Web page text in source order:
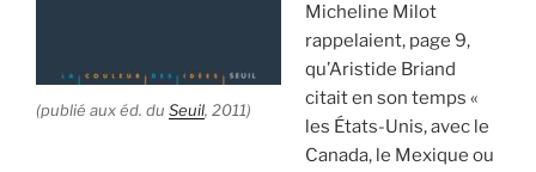
(publié aux éd. du Seuil, 2011)
Micheline Milot
rappelaient, page 9,
qu’Aristide Briand
citait en son temps «
les États-Unis, avec le
Canada, le Mexique ou